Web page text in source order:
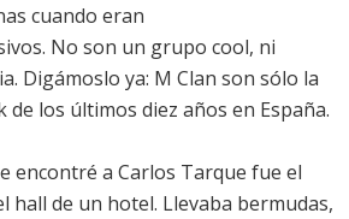
cuando eran
No son un grupo cool, ni
Digámoslo ya: M Clan son sólo la
de los últimos diez años en España.
encontré a Carlos Tarque fue el
hall de un hotel. Llevaba bermudas,